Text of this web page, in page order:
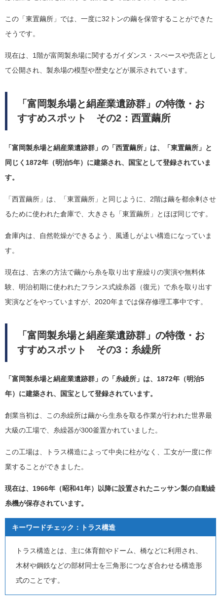
この「東置繭所」では、一度に32トンの繭を保管することができた
そうです。
現在は、1階が富岡製糸場に関するガイダンス・スぺースや売店とし
て公開され、製糸場の模型や歴史などが展示されています。
「富岡製糸場と絹産業遺跡群」の特徴・お
すすめスポット その2：西置繭所
「富岡製糸場と絹産業遺跡群」の「西置繭所」は、「東置繭所」と
同じく1872年（明治5年）に建築され、国宝として登録されていま
す。
「西置繭所」は、「東置繭所」と同じように、2階は繭を都余剰させ
るために使われた倉庫で、大きさも「東置繭所」とほぼ同じです。
倉庫内は、自然乾燥ができるよう、風通しがよい構造になっていま
す。
現在は、古来の方法で繭から糸を取り出す座繰りの実演や無料体
験、明治初期に使われたフランス式繰糸器（復元）で糸を取り出す
実演などをやっていますが、2020年までは保存修理工事中です。
「富岡製糸場と絹産業遺跡群」の特徴・お
すすめスポット その3：糸繰所
「富岡製糸場と絹産業遺跡群」の「糸繰所」は、1872年（明治5
年）に建築され、国宝として登録されています。
創業当初は、この糸繰所は繭から生糸を取る作業が行われた世界最
大級の工場で、糸繰器が300釜置かれていました。
この工場は、トラス構造によって中央に柱がなく、工女が一度に作
業することができました。
現在は、1966年（昭和41年）以降に設置されたニッサン製の自動繰
糸機が保存されています。
キーワードチェック：トラス構造
トラス構造とは、主に体育館やドーム、橋などに利用され、
木材や鋼鉄などの部材同士を三角形につなぎ合わせる構造形
式のことです。